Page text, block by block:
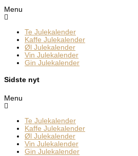
Menu
Te Julekalender
Kaffe Julekalender
Øl Julekalender
Vin Julekalender
Gin Julekalender
Sidste nyt
Menu
Te Julekalender
Kaffe Julekalender
Øl Julekalender
Vin Julekalender
Gin Julekalender